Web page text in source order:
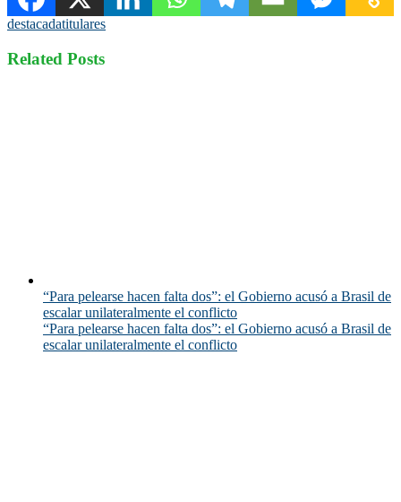
destacadatitulares
Related Posts
“Para pelearse hacen falta dos”: el Gobierno acusó a Brasil de
escalar unilateralmente el conflicto
“Para pelearse hacen falta dos”: el Gobierno acusó a Brasil de
escalar unilateralmente el conflicto